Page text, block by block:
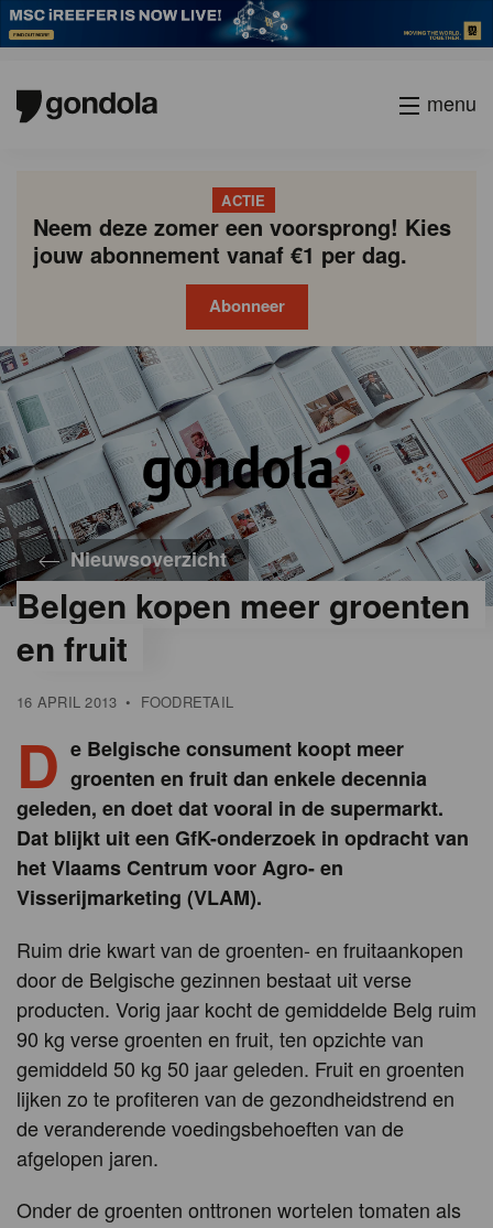
menu
ACTIE
Neem deze zomer een voorsprong! Kies
jouw abonnement vanaf €1 per dag.
Abonneer
Nieuwsoverzicht
Belgen kopen meer groenten
en fruit
16 APRIL 2013 • FOODRETAIL
D e Belgische consument koopt meer
groenten en fruit dan enkele decennia
geleden, en doet dat vooral in de supermarkt.
Dat blijkt uit een GfK-onderzoek in opdracht van
het Vlaams Centrum voor Agro- en
Visserijmarketing (VLAM).
Ruim drie kwart van de groenten- en fruitaankopen
door de Belgische gezinnen bestaat uit verse
producten. Vorig jaar kocht de gemiddelde Belg ruim
90 kg verse groenten en fruit, ten opzichte van
gemiddeld 50 kg 50 jaar geleden. Fruit en groenten
lijken zo te profiteren van de gezondheidstrend en
de veranderende voedingsbehoeften van de
afgelopen jaren.
Onder de groenten onttronen wortelen tomaten als
Gondola
academy
Gondola
society